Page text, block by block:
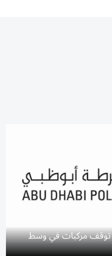
مركبات في وسط